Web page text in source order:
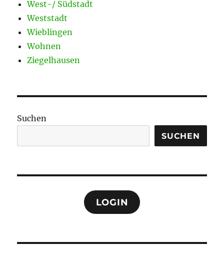
West-/ Südstadt
Weststadt
Wieblingen
Wohnen
Ziegelhausen
Suchen
SUCHEN
LOGIN